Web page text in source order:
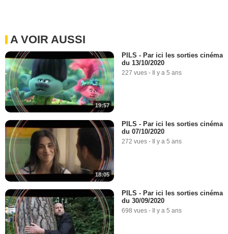
A VOIR AUSSI
19:57
PILS - Par ici les sorties cinéma
du 13/10/2020
227 vues - Il y a 5 ans
18:05
PILS - Par ici les sorties cinéma
du 07/10/2020
272 vues - Il y a 5 ans
PILS - Par ici les sorties cinéma
du 30/09/2020
698 vues - Il y a 5 ans